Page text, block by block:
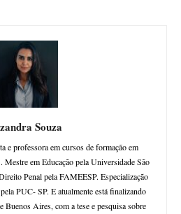
Souza
e professora em cursos de formação em
Mestre em Educação pela Universidade São
Penal pela FAMEESP. Especialização
PUC- SP. E atualmente está finalizando
Buenos Aires, com a tese e pesquisa sobre